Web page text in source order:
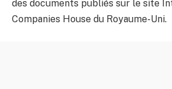
des documents publiés sur le site
Companies House du Royaume-Uni.